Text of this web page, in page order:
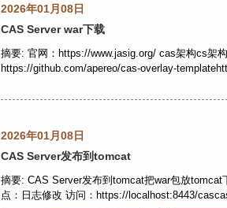
2026年01月08日
CAS Server war下载
摘要: 官网：https://www.jasig.org/ cas架构cs架
https://github.com/apereo/cas-overlay-
2026年01月08日
CAS Server发布到tomcat
摘要: CAS Server发布到tomcat把war包放
点：日志修改 访问：https://localhost:8443/